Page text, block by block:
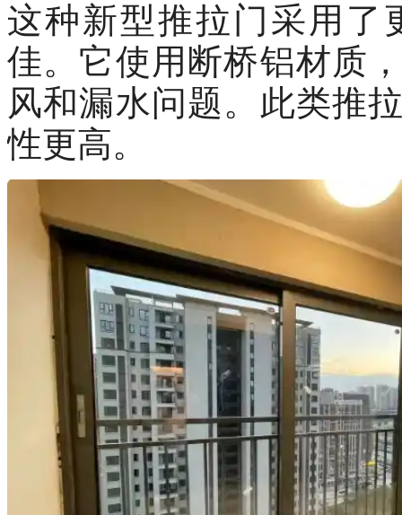
这种新型推拉门采用了
佳。它使用断桥铝材质
风和漏水问题。此类推
性更高。